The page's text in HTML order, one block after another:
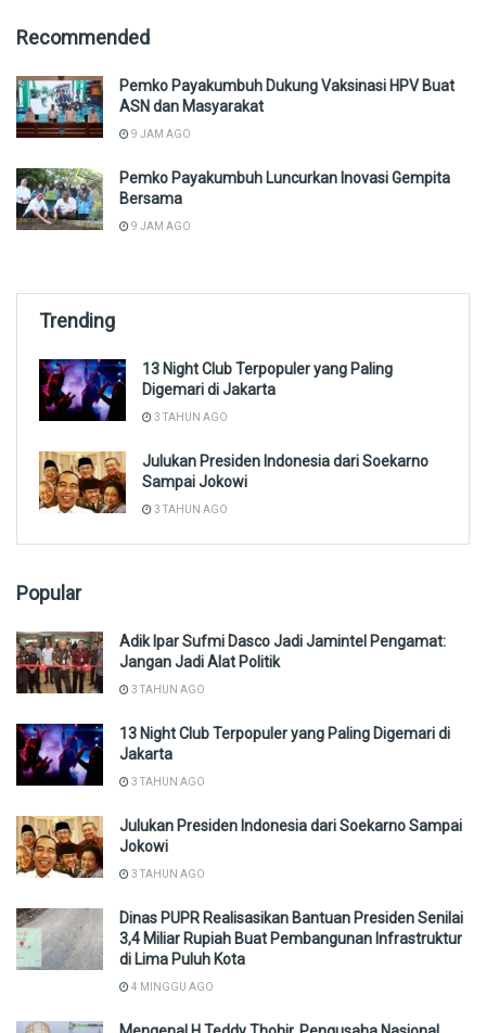
Recommended
Pemko Payakumbuh Dukung Vaksinasi HPV Buat
ASN dan Masyarakat
9 JAM AGO
Pemko Payakumbuh Luncurkan Inovasi Gempita
Bersama
9 JAM AGO
Trending
13 Night Club Terpopuler yang Paling
Digemari di Jakarta
3 TAHUN AGO
Julukan Presiden Indonesia dari Soekarno
Sampai Jokowi
3 TAHUN AGO
Popular
Adik Ipar Sufmi Dasco Jadi Jamintel Pengamat:
Jangan Jadi Alat Politik
3 TAHUN AGO
13 Night Club Terpopuler yang Paling Digemari di
Jakarta
3 TAHUN AGO
Julukan Presiden Indonesia dari Soekarno Sampai
Jokowi
3 TAHUN AGO
Dinas PUPR Realisasikan Bantuan Presiden Senilai
3,4 Miliar Rupiah Buat Pembangunan Infrastruktur
di Lima Puluh Kota
4 MINGGU AGO